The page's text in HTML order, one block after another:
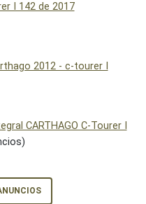
I 142 de 2017
2012 - c-tourer I
CARTHAGO C-Tourer I